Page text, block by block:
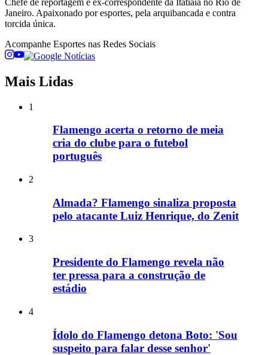
Janeiro. Apaixonado por esportes, pela arquibancada e contra
torcida única.
Acompanhe Esportes nas Redes Sociais
Mais Lidas
1
Flamengo acerta o retorno de meia
cria do clube para o futebol
português
2
Almada? Flamengo sinaliza proposta
pelo atacante Luiz Henrique, do Zenit
3
Presidente do Flamengo revela não
ter pressa para a construção de
estádio
4
Ídolo do Flamengo detona Boto: 'Sou
suspeito para falar desse senhor'